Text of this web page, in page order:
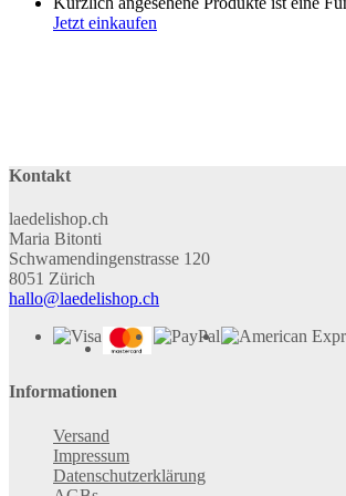
Jetzt einkaufen
Kontakt
laedelishop.ch
Maria Bitonti
Schwamendingenstrasse 120
8051 Zürich
hallo@laedelishop.ch
Informationen
Versand
Impressum
Datenschutzerklärung